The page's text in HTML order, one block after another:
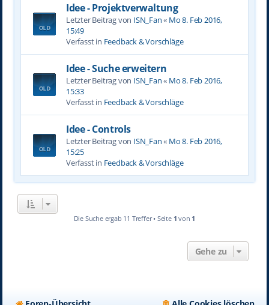
Idee - Projektverwaltung
Letzter Beitrag von ISN_Fan« Mo 8. Feb 2016,
15:49
Verfasst in Feedback & Vorschläge
Idee - Suche erweitern
Letzter Beitrag von ISN_Fan« Mo 8. Feb 2016,
15:33
Verfasst in Feedback & Vorschläge
Idee - Controls
Letzter Beitrag von ISN_Fan« Mo 8. Feb 2016,
15:25
Verfasst in Feedback & Vorschläge
Die Suche ergab 11 Treffer • Seite 1 von 1
Gehe zu